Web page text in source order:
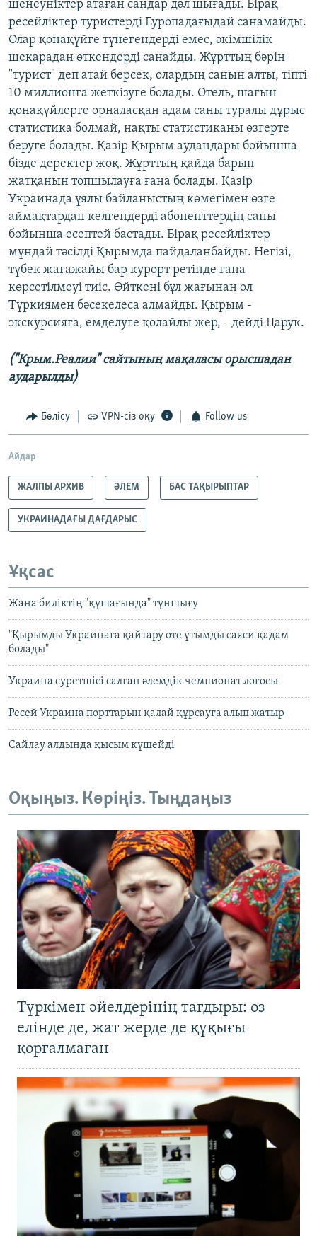
шенеуніктер атаған сандар дәл шығады. Бірақ
ресейліктер туристерді Еуропадағыдай санамайды.
Олар қонақүйге түнегендерді емес, әкімшілік
шекарадан өткендерді санайды. Жұрттың бәрін
"турист" деп атай берсек, олардың санын алты, тіпті
10 миллионға жеткізуге болады. Отель, шағын
қонақүйлерге орналасқан адам саны туралы дұрыс
статистика болмай, нақты статистиканы өзгерте
беруге болады. Қазір Қырым аудандары бойынша
бізде деректер жоқ. Жұрттың қайда барып
жатқанын топшылауға ғана болады. Қазір
Украинада ұялы байланыстың көмегімен өзге
аймақтардан келгендерді абоненттердің саны
бойынша есептей бастады. Бірақ ресейліктер
мұндай тәсілді Қырымда пайдаланбайды. Негізі,
түбек жағажайы бар курорт ретінде ғана
көрсетілмеуі тиіс. Өйткені бұл жағынан ол
Түркиямен бәсекелеса алмайды. Қырым -
экскурсияға, емделуге қолайлы жер, - дейді Царук.
("Крым.Реалии"сайтының мақаласы орысшадан
аударылды)
Бөлісу VPN-сіз оқу Follow us
Айдар
ЖАЛПЫ АРХИВ ӘЛЕМ БАС ТАҚЫРЫПТАР
УКРАИНАДАҒЫ ДАҒДАРЫС
Ұқсас
Жаңа биліктің "құшағында" тұншығу
"Қырымды Украинаға қайтару өте ұтымды саяси қадам
болады"
Украина суретшісі салған әлемдік чемпионат логосы
Ресей Украина порттарын қалай құрсауға алып жатыр
Сайлау алдында қысым күшейді
Оқыңыз. Көріңіз. Тыңдаңыз
Түркімен әйелдерінің тағдыры: өз
елінде де, жат жерде де құқығы
қорғалмаған